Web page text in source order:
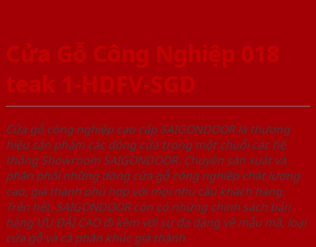
Cửa Gỗ Công Nghiệp 018
teak 1-HDFV-SGD
Cửa gỗ công nghiệp cao cấp SAIGONDOOR là thương
hiệu sản phẩm các dòng cửa trong một chuỗi các hệ
thống Showroom SAIGONDOOR. Chuyên sản xuất và
phân phối những dòng cửa gỗ công nghiệp chất lượng
cao, giá thành phù hợp với mọi nhu cầu khách hàng.
Trên hết, SAIGONDOOR còn có những chính sách bán
hàng ƯU ĐÃI CAO đi kèm với sự đa dạng về mẫu mã, loại
cửa gỗ và cả phân khúc giá thành.